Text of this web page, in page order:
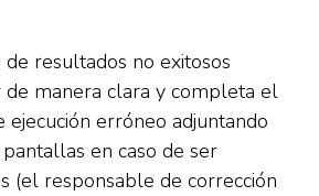
de resultados no exitosos
de manera clara y completa el
ejecución erróneo adjuntando
en caso de ser
(el responsable de corrección